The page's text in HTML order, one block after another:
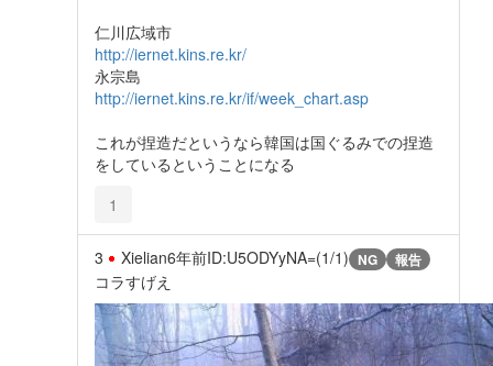
仁川広域市
http://iernet.kins.re.kr/
永宗島
http://iernet.kins.re.kr/if/week_chart.asp
これが捏造だというなら韓国は国ぐるみでの捏造
をしているということになる
1
3 Xielian6年前ID:U5ODYyNA=(1/1) NG 報告
コラすげえ